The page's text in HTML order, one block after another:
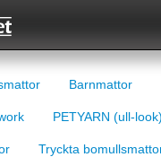
Barnmattor
PETYARN (ull-look)
Tryckta